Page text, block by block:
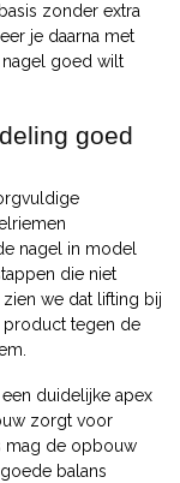
zonder extra
je daarna met
goed wilt
goed
nagel in model
die niet
we dat lifting bij
product tegen de
duidelijke apex
zorgt voor
mag de opbouw
balans